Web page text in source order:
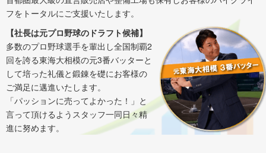
フをトータルにご支援いたします。
【社長は元プロ野球のドラフト候補】
多数のプロ野球選手を輩出し全国制覇2
回を誇る東海大相模の元3番バッターと
して培った礼儀と鍛錬を礎にお客様の
ご満足に邁進いたします。
「パッションに売ってよかった！」と
言って頂けるようスタッフ一同日々精
進に努めます。